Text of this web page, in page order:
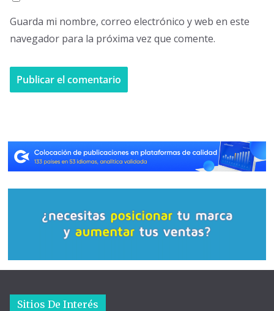
Guarda mi nombre, correo electrónico y web en este
navegador para la próxima vez que comente.
Sitios De Interés